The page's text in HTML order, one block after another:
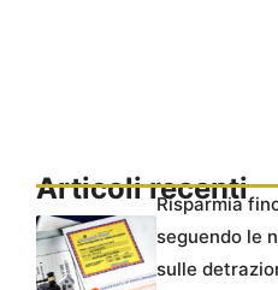
Articoli recenti
Risparmia
seguendo le
sulle